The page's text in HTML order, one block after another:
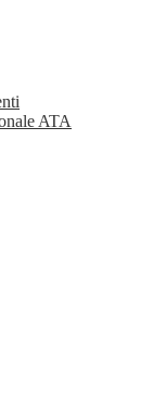
ATA